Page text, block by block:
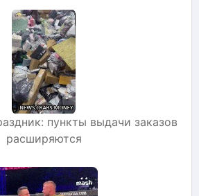
пункты выдачи заказов
расширяются